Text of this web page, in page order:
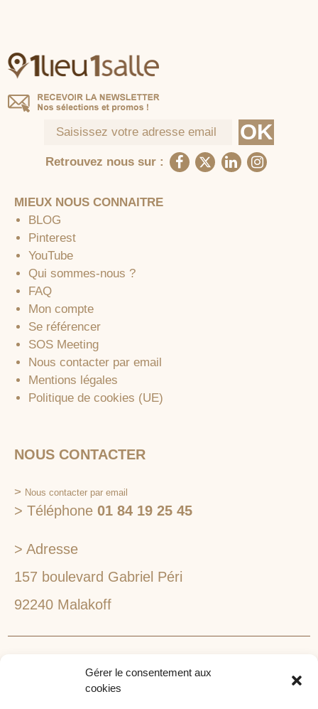
Gérer le consentement aux
cookies
Retrouvez nous sur :
MIEUX NOUS CONNAITRE
BLOG
Pinterest
YouTube
Qui sommes-nous ?
FAQ
Mon compte
Se référencer
SOS Meeting
Nous contacter par email
Mentions légales
Politique de cookies (UE)
NOUS CONTACTER
> Nous contacter par email
> Téléphone 01 84 19 25 45
> Adresse
157 boulevard Gabriel Péri
92240 Malakoff
1lieu1salle est spécialisé dans la recherche de lieux